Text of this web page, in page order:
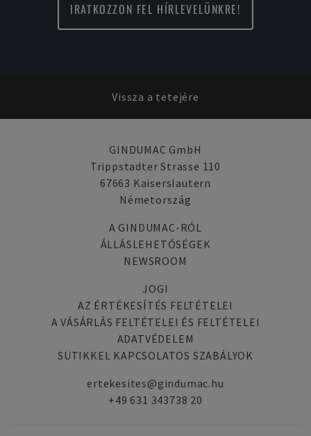
IRATKOZZON FEL HÍRLEVELÜNKRE!
Vissza a tetejére
GINDUMAC GmbH
Trippstadter Strasse 110
67663 Kaiserslautern
Németország
A GINDUMAC-RÓL
ÁLLÁSLEHETŐSÉGEK
NEWSROOM
JOGI
AZ ÉRTÉKESÍTÉS FELTÉTELEI
A VÁSÁRLÁS FELTÉTELEI ÉS FELTÉTELEI
ADATVÉDELEM
SÜTIKKEL KAPCSOLATOS SZABÁLYOK
ertekesites@gindumac.hu
+49 631 343738 20